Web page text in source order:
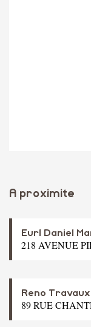
A proximite
Eurl Daniel
218 AVENUE
Reno Travaux
89 RUE